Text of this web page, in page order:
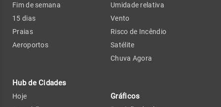
Fim de semana
15 dias
Praias
Aeroportos
Hub de Cidades
Hoje
Umidade relativa
Vento
Risco de Incêndio
Satélite
Chuva Agora
Gráficos